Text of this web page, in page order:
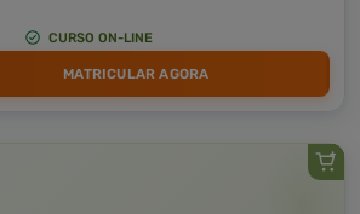
CURSO ON-LINE
MATRICULAR AGORA